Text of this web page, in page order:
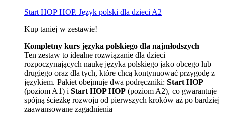
Start HOP HOP. Język polski dla dzieci A2
Kup taniej w zestawie!
Kompletny kurs języka polskiego dla najmłodszych
Ten zestaw to idealne rozwiązanie dla dzieci
rozpoczynających naukę języka polskiego jako obcego lub
drugiego oraz dla tych, które chcą kontynuować przygodę z
językiem. Pakiet obejmuje dwa podręczniki: Start HOP
(poziom A1) i Start HOP HOP (poziom A2), co gwarantuje
spójną ścieżkę rozwoju od pierwszych kroków aż po bardziej
zaawansowane zagadnienia